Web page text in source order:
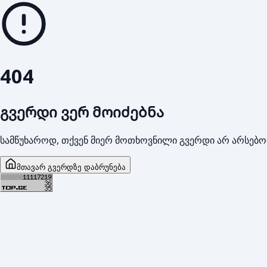
404
გვერდი ვერ მოიძებნა
სამწუხაროდ, თქვენ მიერ მოთხოვნილი გვერდი არ
მთავარ გვერდზე დაბრუნება